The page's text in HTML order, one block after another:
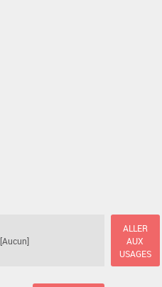
[Aucun]
ALLER
AUX
USAGES